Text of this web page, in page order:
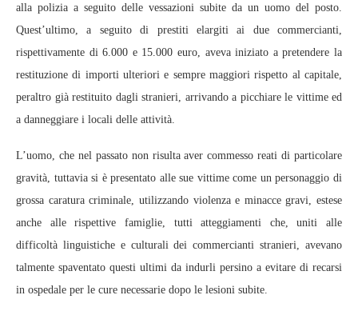
alla polizia a seguito delle vessazioni subite da un uomo del posto.
Quest’ultimo, a seguito di prestiti elargiti ai due commercianti,
rispettivamente di 6.000 e 15.000 euro, aveva iniziato a pretendere la
restituzione di importi ulteriori e sempre maggiori rispetto al capitale,
peraltro già restituito dagli stranieri, arrivando a picchiare le vittime ed
a danneggiare i locali delle attività.
L’uomo, che nel passato non risulta aver commesso reati di particolare
gravità, tuttavia si è presentato alle sue vittime come un personaggio di
grossa caratura criminale, utilizzando violenza e minacce gravi, estese
anche alle rispettive famiglie, tutti atteggiamenti che, uniti alle
difficoltà linguistiche e culturali dei commercianti stranieri, avevano
talmente spaventato questi ultimi da indurli persino a evitare di recarsi
in ospedale per le cure necessarie dopo le lesioni subite.